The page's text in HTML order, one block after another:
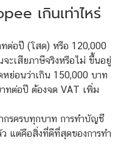
เกินเท่าไหร่
ต่อปี (โสด) หรือ 120,000
ะเสียภาษีจริงหรือไม่ ขึ้นอยู่
ย่อนว่าเกิน 150,000 บาท
ทต่อปี ต้องจด VAT เพิ่ม
รครบทุกบาท การทำบัญชี
แต่คือสิ่งที่ดีที่สุดของการทำ